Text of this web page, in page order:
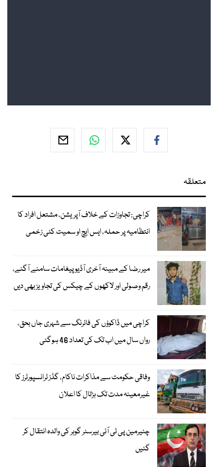
متعلقہ
کراچی: تجاوزات کے خلاف آپریشن، مشتعل افراد کا
انتظامیہ پر حملہ، ایس ایچ او سمیت کئی زخمی
میر رضا کے مبینہ آخری آڈیو پیغامات سامنے آگئے،
رقم وصولی اور لاکھوں کے چیکس کی تجاویز بھی دیں
کراچی میں ڈاکوؤں کی فائرنگ سے شہری جاں بحق،
رواں سال میں اب تک کی تعداد 46 ہوگئی
وفاقی حکومت سے مذاکرات ناکام، گڈز ٹرانسپورٹرز کا
غیرمعینہ مدت تک ہڑتال کا اعلان
چئیرمین پی ٹی آئی بیرسٹر گوہر کی والدہ انتقال کر
گئیں